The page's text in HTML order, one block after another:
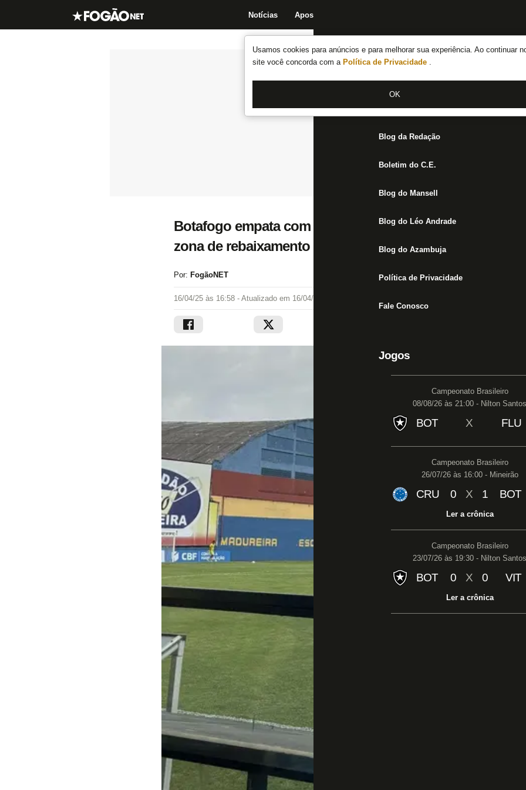
Usamos cookies para anúncios e para melhorar sua experiência. Ao continuar
site você concorda com a Política de Privacidade .
OK
Notícias Apostas
Notícias do Botafogo
Fórum
Jogos
Blog da Redação
Boletim do C.E.
Blog do Mansell
Blog do Léo Andrade
Blog do Azambuja
Política de Privacidade
Fale Conosco
Jogos
Campeonato Brasileiro
08/08/26 às 21:00 - Nilton Santos
BOT X FLU
Campeonato Brasileiro
26/07/26 às 16:00 - Mineirão
CRU 0 X 1 BOT
Ler a crônica
Campeonato Brasileiro
23/07/26 às 19:30 - Nilton Santos
BOT 0 X 0 VIT
Ler a crônica
Botafogo empata com São Paulo em Conselheiro
zona de rebaixamento do Brasileiro Sub-20
Por: FogãoNET
16/04/25 às 16:58 - Atualizado em 16/04/25 às 17:12